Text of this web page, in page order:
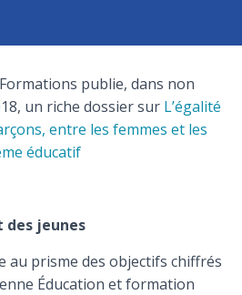
publie, dans non
un riche dossier sur L’égalité
entre les femmes et les
éducatif
des jeunes
au prisme des objectifs chiffrés
Éducation et formation